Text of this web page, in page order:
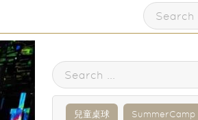
兒童桌球 SummerCamp